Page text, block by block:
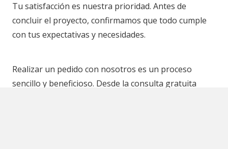
Tu satisfacción es nuestra prioridad. Antes de
concluir el proyecto, confirmamos que todo cumple
con tus expectativas y necesidades.
Realizar un pedido con nosotros es un proceso
sencillo y beneficioso. Desde la consulta gratuita